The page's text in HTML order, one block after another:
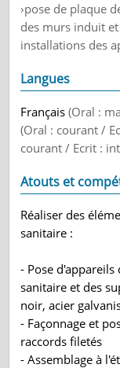
›pose de plaque
des murs induit
installations des
Langues
Français(Oral :
(Oral : courant /
courant / Ecrit :
Atouts et
Réaliser des
sanitaire :
- Pose
sanitaire et des
noir, acier
- Façonnage et
raccords filetés
- Assemblage à